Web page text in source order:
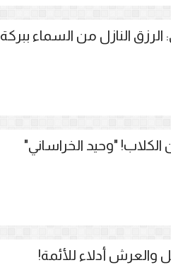
الرزق النازل من السماء ببركة
"وحيد الخراساني"
والعرش أدلاء للأئمة!